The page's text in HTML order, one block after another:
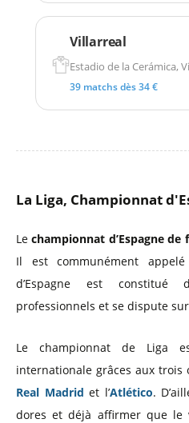
Villarreal
Estadio de la Cerámica,
39 matchs dès 34 €
La Liga, Championnat
Lechampionnat d’Espagne de
Il est communément
d’Espagne est
professionnels et se dispute
Le championnat de Liga
internationale grâces aux trois
Real Madrid et l’Atlético.
dores et déjà affirmer que le